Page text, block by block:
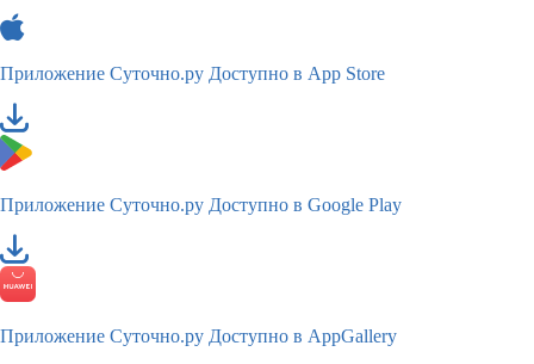
Приложение Суточно.ру Доступно в App Store
Приложение Суточно.ру Доступно в Google Play
Приложение Суточно.ру Доступно в AppGallery